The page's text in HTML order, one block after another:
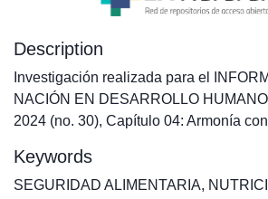
Description
Investigación realizada para el
NACIÓN EN DESARROLLO
2024 (no. 30), Capítulo 04: Armonía
Keywords
SEGURIDAD ALIMENTARIA,